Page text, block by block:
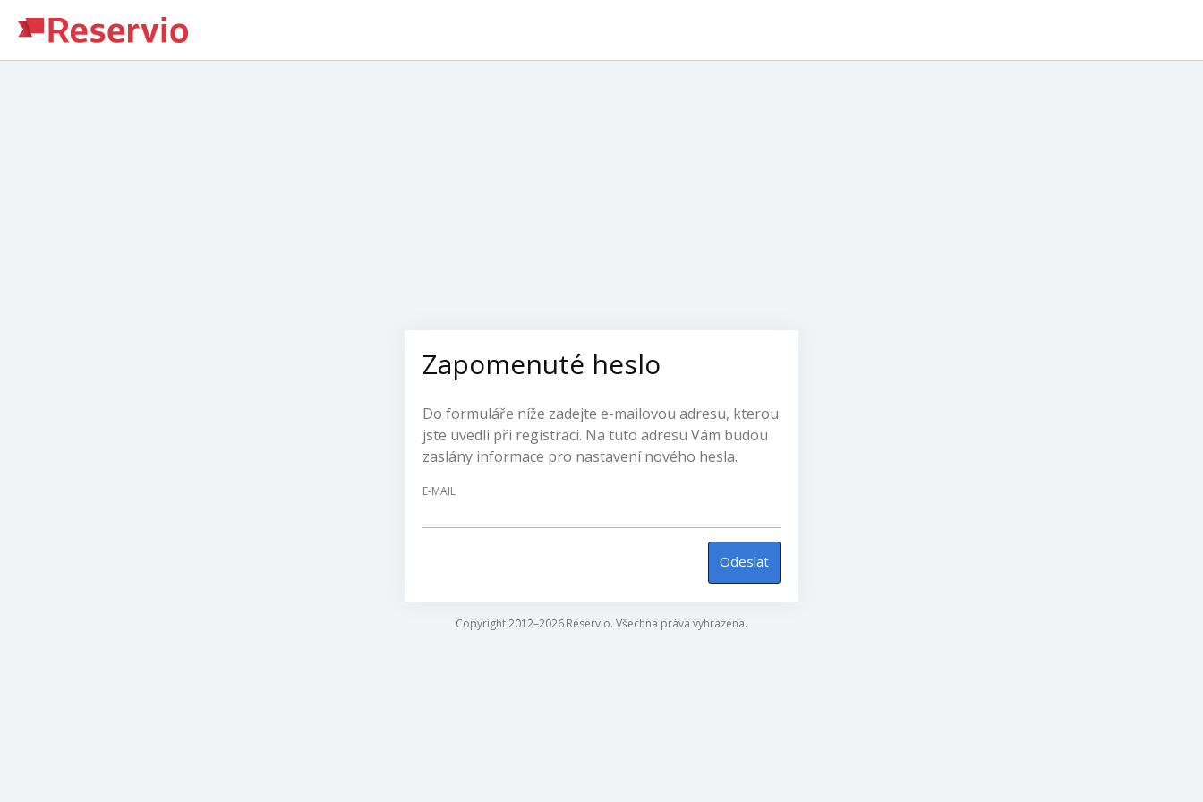
Zapomenuté heslo
Do formuláře níže zadejte e-mailovou adresu, kterou
jste uvedli při registraci. Na tuto adresu Vám budou
zaslány informace pro nastavení nového hesla.
E-MAIL
Odeslat
Copyright 2012–2026 Reservio. Všechna práva vyhrazena.